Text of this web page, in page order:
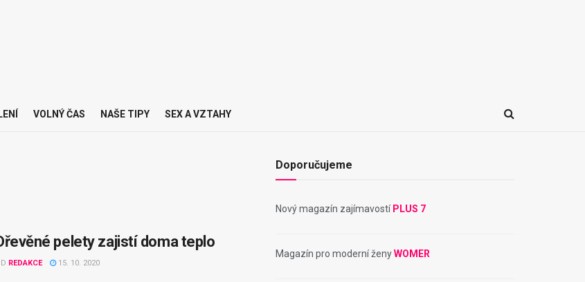
VOLNÝ ČAS NAŠE TIPY SEX A VZTAHY
pelety zajistí doma teplo
REDAKCE 15. 10. 2020
Doporučujeme
Nový magazín zajímavostí PLUS 7
Magazín pro moderní ženyWOMER